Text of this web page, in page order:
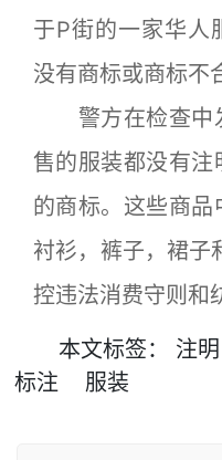
于P街的一家华人
没有商标或商标不
警方在检查中
售的服装都没有注
的商标。这些商品
衬衫，裤子，裙子
控违法消费守则和
本文标签： 注明
标注
服装